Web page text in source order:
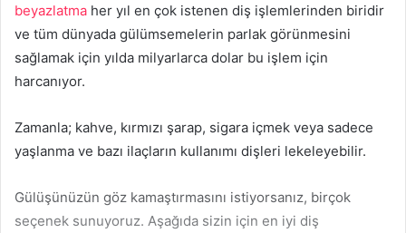
beyazlatma her yıl en çok istenen diş işlemlerinden biridir
ve tüm dünyada gülümsemelerin parlak görünmesini
sağlamak için yılda milyarlarca dolar bu işlem için
harcanıyor.
Zamanla; kahve, kırmızı şarap, sigara içmek veya sadece
yaşlanma ve bazı ilaçların kullanımı dişleri lekeleyebilir.
Gülüşünüzün göz kamaştırmasını istiyorsanız, birçok
seçenek sunuyoruz. Aşağıda sizin için en iyi diş